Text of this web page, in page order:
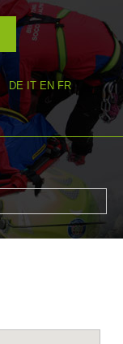
DE IT EN FR